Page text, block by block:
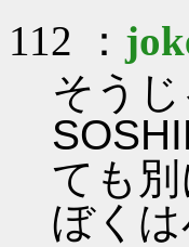
112 ：
そう
ても
ぼく